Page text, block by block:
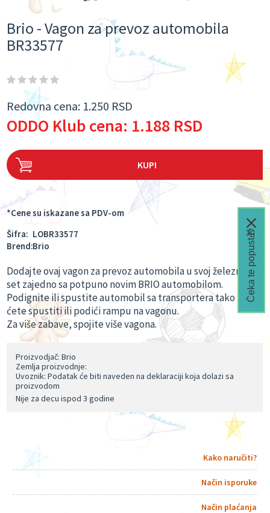
Brio - Vagon za prevoz automobila
BR33577
Redovna cena: 1.250 RSD
ODDO Klub cena: 1.188 RSD
KUPI
*Cene su iskazane sa PDV-om
Šifra: LOBR33577
Brend:Brio
Dodajte ovaj vagon za prevoz automobila u svoj železnički
set zajedno sa potpuno novim BRIO automobilom.
Podignite ili spustite automobil sa transportera tako što
ćete spustiti ili podići rampu na vagonu.
Za više zabave, spojite više vagona.
Proizvodjač: Brio
Zemlja proizvodnje:
Uvoznik: Podatak će biti naveden na deklaraciji koja dolazi sa
proizvodom
Nije za decu ispod 3 godine
Kako naručiti?
Način isporuke
Način plaćanja
Čeka te popust🎁